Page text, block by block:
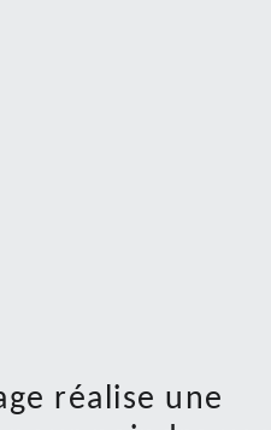
réalise une